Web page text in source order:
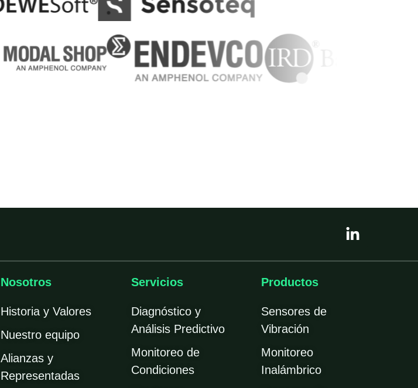
i
k
Nosotros
Historia y Valores
Nuestro equipo
Alianzas y
Representadas
Servicios
Diagnóstico y
Análisis Predictivo
Monitoreo de
Condiciones
Productos
Sensores de
Vibración
Monitoreo
Inalámbrico